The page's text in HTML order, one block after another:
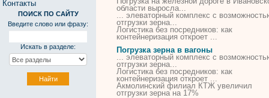
Контакты
ПОИСК ПО САЙТУ
Введите слово или фразу:
Искать в разделе:
области выросла...
... элеваторный комплекс с
отгрузки зерна...
Логистика без посредников: как
контейнеризация откроет ...
Погрузка зерна в вагоны
... элеваторный комплекс с
отгрузки зерна...
Логистика без посредников: как
контейнеризация откроет ...
Акмолинский филиал КТЖ увеличил
отгрузки зернана 17%